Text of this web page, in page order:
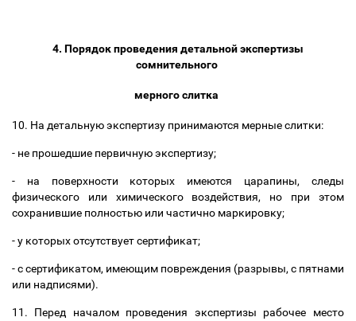
4. Порядок проведения детальной экспертизы
сомнительного
мерного слитка
10. На детальную экспертизу принимаются мерные слитки:
- не прошедшие первичную экспертизу;
- на поверхности которых имеются царапины, следы
физического или химического воздействия, но при этом
сохранившие полностью или частично маркировку;
- у которых отсутствует сертификат;
- с сертификатом, имеющим повреждения (разрывы, с пятнами
или надписями).
11. Перед началом проведения экспертизы рабочее место